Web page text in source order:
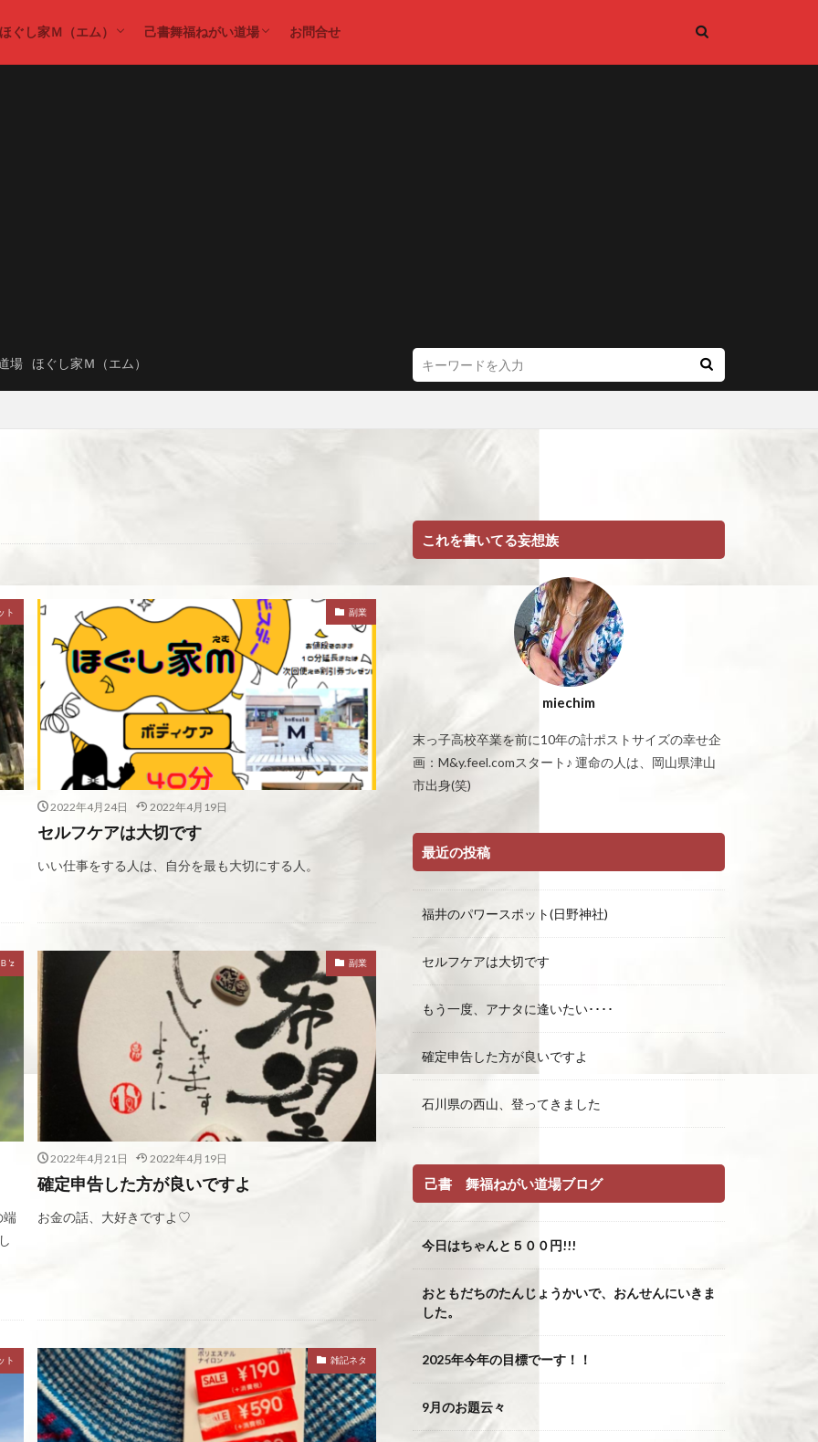
ぐし家Ｍ（エム）
ダイエット
ほぐし家Ｍ（エム）
己書舞福ねがい道場
己書
己書舞福ねがい道場
お問合せ
場 ほぐし家Ｍ（エム）
ト 副業
2022年4月24日 2022年4月19日
セルフケアは大切です
いい仕事をする人は、自分を最も大切にする人。
’z
端
副業
2022年4月21日 2022年4月19日
確定申告した方が良いですよ
お金の話、大好きですよ♡
ト 雑記ネタ
これを書いてる妄想族
miechim
末っ子高校卒業を前に10年の計ポストサイズの幸せ企
画：M&y.feel.comスタート♪ 運命の人は、岡山県津山
市出身(笑)
最近の投稿
福井のパワースポット(日野神社)
セルフケアは大切です
もう一度、アナタに逢いたい････
確定申告した方が良いですよ
石川県の西山、登ってきました
己書 舞福ねがい道場ブログ
今日はちゃんと５００円!!!
おともだちのたんじょうかいで、おんせんにいきま
した。
2025年今年の目標でーす！！
9月のお題云々